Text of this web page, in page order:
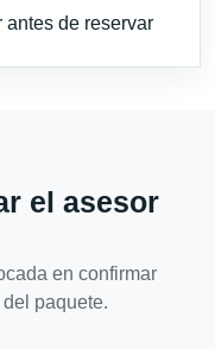
antes de reservar
el asesor
en confirmar
paquete.